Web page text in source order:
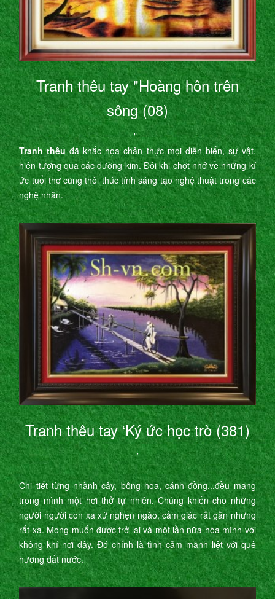
Tranh thêu tay "Hoàng hôn trên
sông (08)
"
Tranh thêuđã khắc họa chân thực mọi diễn biến, sự vật,
hiện tượng qua các đường kim. Đôi khi chợt nhớ về những kí
ức tuổi thơ cũng thôi thúc tính sáng tạo nghệ thuật trong các
nghệ nhân.
Tranh thêu tay ‘Ký ức học trò (381)
’
Chi tiết từng nhành cây, bông hoa, cánh đồng...đều mang
trong mình một hơi thở tự nhiên. Chúng khiến cho những
người người con xa xứ nghẹn ngào, cảm giác rất gần nhưng
rất xa. Mong muốn được trở lại và một lần nữa hòa mình với
không khí nơi đây. Đó chính là tình cảm mãnh liệt với quê
hương đất nước.